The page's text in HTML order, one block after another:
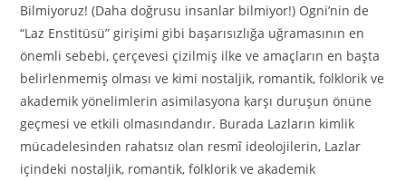
Bilmiyoruz! (Daha doğrusu insanlar bilmiyor!) Ogni’nin de
“Laz Enstitüsü” girişimi gibi başarısızlığa uğramasının en
önemli sebebi, çerçevesi çizilmiş ilke ve amaçların en başta
belirlenmemiş olması ve kimi nostaljik, romantik, folklorik ve
akademik yönelimlerin asimilasyona karşı duruşun önüne
geçmesi ve etkili olmasındandır. Burada Lazların kimlik
mücadelesinden rahatsız olan resmî ideolojilerin, Lazlar
içindeki nostaljik, romantik, folklorik ve akademik